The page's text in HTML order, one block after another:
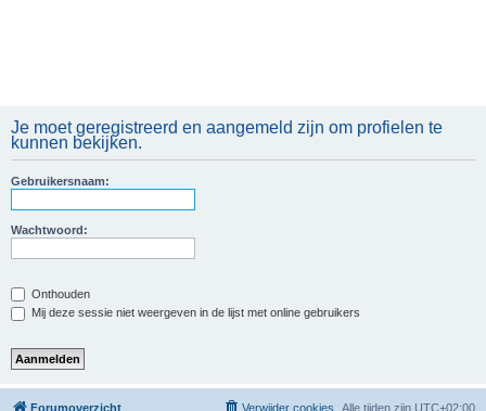
Je moet geregistreerd en aangemeld zijn om profielen te
kunnen bekijken.
Gebruikersnaam:
Wachtwoord:
Onthouden
Mij deze sessie niet weergeven in de lijst met online gebruikers
Forumoverzicht Alle tijden zijn UTC+02:00
Verwijder cookies